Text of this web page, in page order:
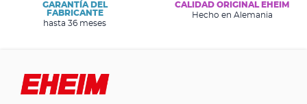
GARANTÍA DEL
FABRICANTE
hasta 36 meses
CALIDAD ORIGINAL EHEIM
Hecho en Alemania